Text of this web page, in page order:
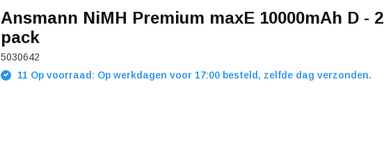
Ansmann NiMH Premium maxE 10000mAh D - 2
pack
5030642
11 Op voorraad: Op werkdagen voor 17:00 besteld, zelfde dag verzonden.